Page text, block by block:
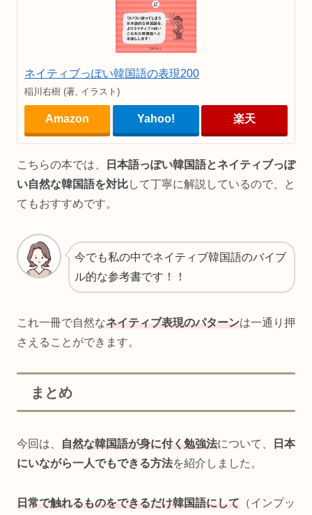
ネイティブっぽい韓国語の表現200
稲川右樹 (著, イラスト)
Amazon Yahoo! 楽天
こちらの本では、
日本語っぽい韓国語とネイティブっぽ
い自然な韓国語を対比して丁寧に解説しているので、と
てもおすすめです。
今でも私の中でネイティブ韓国語のバイブ
ル的な参考書です！！
これ一冊で自然なネイティブ表現のパターンは一通り押
さえることができます。
まとめ
今回は、 自然な韓国語が身に付く勉強法について、
日本
にいながら一人でもできる方法を紹介しました。
日常で触れるものをできるだけ韓国語にして （インプッ